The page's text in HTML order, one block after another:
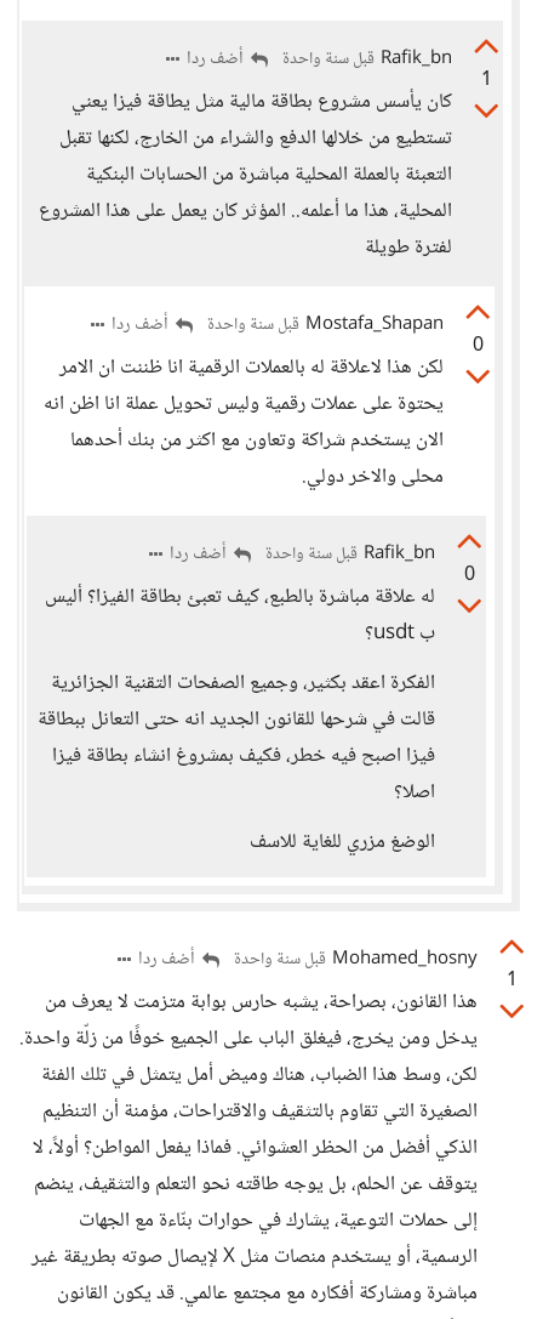
1
Rafik_bn قبل سنة واحدة أضف ردا
كان يأسس مشروع بطاقة مالية مثل يطاقة فيزا يعني
تستطيع من خلالها الدفع والشراء من الخارج، لكنها تقبل
التعبئة بالعملة المحلية مباشرة من الحسابات البنكية
المحلية، هذا ما أعلمه.. المؤثر كان يعمل على هذا المشروع
لفترة طويلة
0
Mostafa_Shapan قبل سنة واحدة أضف ردا
لكن هذا لاعلاقة له بالعملات الرقمية انا ظننت ان الامر
يحتوة على عملات رقمية وليس تحويل عملة انا اظن انه
الان يستخدم شراكة وتعاون مع اكثر من بنك أحدهما
محلى والاخر دولي.
0
Rafik_bn قبل سنة واحدة أضف ردا
له علاقة مباشرة بالطبع، كيف تعبئ بطاقة الفيزا؟ أليس
ب usdt؟
الفكرة اعقد بكثير، وجميع الصفحات التقنية الجزائرية
قالت في شرحها للقانون الجديد انه حتى التعانل ببطاقة
فيزا اصبح فيه خطر، فكيف بمشروغ انشاء بطاقة فيزا
اصلا؟
الوضغ مزري للغاية للاسف
1
Mohamed_hosny قبل سنة واحدة أضف ردا
هذا القانون، بصراحة، يشبه حارس بوابة متزمت لا يعرف من
يدخل ومن يخرج، فيغلق الباب على الجميع خوفًا من زلّة واحدة.
لكن، وسط هذا الضباب، هناك وميض أمل يتمثل في تلك الفئة
الصغيرة التي تقاوم بالتثقيف والاقتراحات، مؤمنة أن التنظيم
الذكي أفضل من الحظر العشوائي. فماذا يفعل المواطن؟ أولاً، لا
يتوقف عن الحلم، بل يوجه طاقته نحو التعلم والتثقيف، ينضم
إلى حملات التوعية، يشارك في حوارات بنّاءة مع الجهات
الرسمية، أو يستخدم منصات مثل X لإيصال صوته بطريقة غير
مباشرة ومشاركة أفكاره مع مجتمع عالمي. قد يكون القانون